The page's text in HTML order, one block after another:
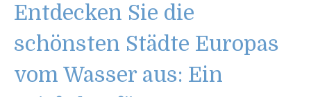
Entdecken Sie die
schönsten Städte Europas
vom Wasser aus: Ein